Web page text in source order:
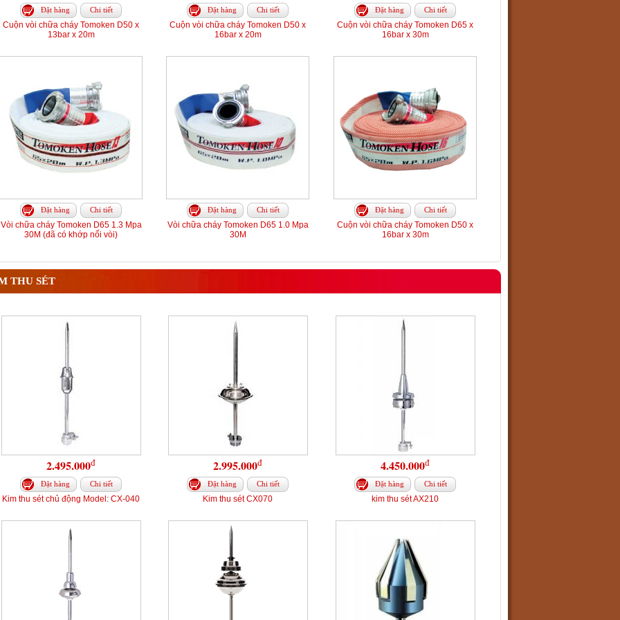
Đặt hàng Chi tiết
Cuộn vòi chữa cháy Tomoken D50 x
13bar x 20m
Đặt hàng Chi tiết
Cuộn vòi chữa cháy Tomoken D50 x
16bar x 20m
Đặt hàng Chi tiết
Cuộn vòi chữa cháy Tomoken D65 x
16bar x 30m
Đặt hàng Chi tiết
Vòi chữa cháy Tomoken D65 1.3 Mpa
30M (đã có khớp nối vòi)
Đặt hàng Chi tiết
Vòi chữa cháy Tomoken D65 1.0 Mpa
30M
Đặt hàng Chi tiết
Cuộn vòi chữa cháy Tomoken D50 x
16bar x 30m
THU SÉT
2.495.000đ
Đặt hàng Chi tiết
Kim thu sét chủ động Model: CX-040
2.995.000đ
Đặt hàng Chi tiết
Kim thu sét CX070
4.450.000đ
Đặt hàng Chi tiết
kim thu sét AX210